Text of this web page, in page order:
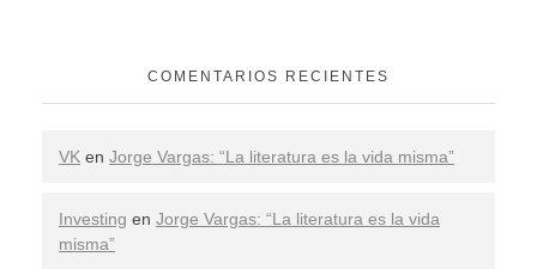
COMENTARIOS RECIENTES
VK en Jorge Vargas: “La literatura es la vida misma”
Investing en Jorge Vargas: “La literatura es la vida
misma”